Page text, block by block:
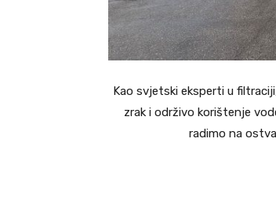
Kao svjetski eksperti u
zrak i održivo korištenje
radimo na